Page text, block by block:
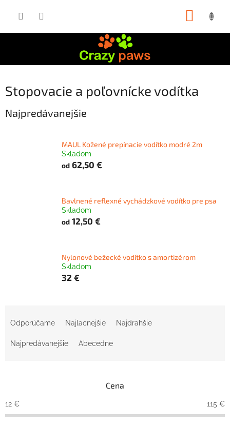
Stopovacie a poľovnícke vodítka
Najpredávanejšie
MAUL Kožené prepínacie vodítko modré 2m
Skladom
od 62,50 €
Bavlnené reflexné vychádzkové vodítko pre psa
Skladom
od 12,50 €
Nylonové bežecké vodítko s amortizérom
Skladom
32 €
r
o
Odporúčame Najlacnejšie Najdrahšie
Najpredávanejšie Abecedne
Cena
12 € 115 €